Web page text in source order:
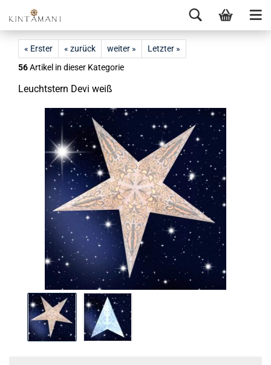
« Erster « zurück weiter »
Letzter »
56Artikel in dieser Kategorie
Leucht­stern Devi weiß